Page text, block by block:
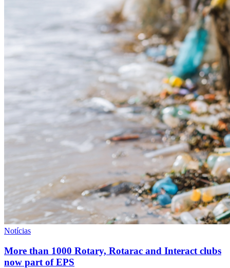
Notícias
More than 1000 Rotary, Rotarac and Interact clubs
now part of EPS